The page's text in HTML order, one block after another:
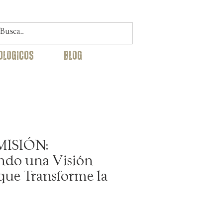
blog
una Visión
Transforme la